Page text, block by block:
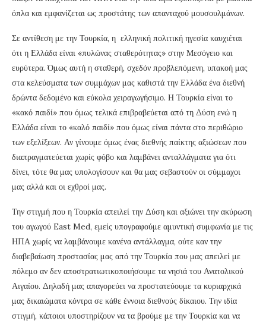
όπλα και εμφανίζεται ως προστάτης των απανταχού μουσουλμάνων.
Σε αντίθεση με την Τουρκία, η ελληνική πολιτική ηγεσία καυχιέται
ότι η Ελλάδα είναι «πυλώνας σταθερότητας» στην Μεσόγειο και
ευρύτερα. Όμως αυτή η σταθερή, σχεδόν προβλεπόμενη, υπακοή μας
στα κελεύσματα των συμμάχων μας καθιστά την Ελλάδα ένα διεθνή
δρώντα δεδομένο και εύκολα χειραγωγήσιμο. Η Τουρκία είναι το
«κακό παιδί» που όμως τελικά επιβραβεύεται από τη Δύση ενώ η
Ελλάδα είναι το «καλό παιδί» που όμως είναι πάντα στο περιθώριο
των εξελίξεων. Αν γίνουμε όμως ένας διεθνής παίκτης αξιώσεων που
διαπραγματεύεται χωρίς φόβο και λαμβάνει ανταλλάγματα για ότι
δίνει, τότε θα μας υπολογίσουν και θα μας σεβαστούν οι σύμμαχοι
μας αλλά και οι εχθροί μας.
Την στιγμή που η Τουρκία απειλεί την Δύση και αξιώνει την ακύρωση
του αγωγού East Med, εμείς υπογραφούμε αμυντική συμφωνία με τις
ΗΠΑ χωρίς να λαμβάνουμε κανένα αντάλλαγμα, ούτε καν την
διαβεβαίωση προστασίας μας από την Τουρκία που μας απειλεί με
πόλεμο αν δεν αποστρατιωτικοποιήσουμε τα νησιά του Ανατολικού
Αιγαίου. Δηλαδή μας απαγορεύει να προστατεύουμε τα κυριαρχικά
μας δικαιώματα κόντρα σε κάθε έννοια διεθνούς δίκαιου. Την ιδία
στιγμή, κάποιοι υποστηρίζουν να τα βρούμε με την Τουρκία και να